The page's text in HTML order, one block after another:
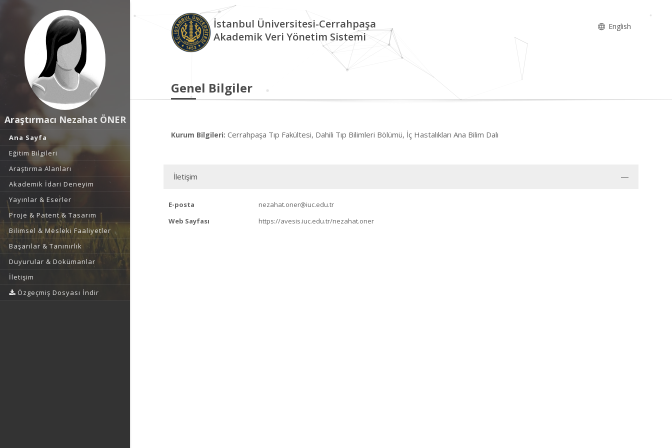
Araştırmacı Nezahat ÖNER
Ana Sayfa
Eğitim Bilgileri
Araştırma Alanları
Akademik İdari Deneyim
Yayınlar & Eserler
Proje & Patent & Tasarım
Bilimsel & Mesleki Faaliyetler
Başarılar & Tanınırlık
Duyurular & Dokümanlar
İletişim
Özgeçmiş Dosyası İndir
İstanbul Üniversitesi-Cerrahpaşa
Akademik Veri Yönetim Sistemi
English
Genel Bilgiler
Kurum Bilgileri: Cerrahpaşa Tıp Fakültesi, Dahili Tıp Bilimleri Bölümü, İç Hastalıkları Ana Bilim Dalı
İletişim
E-posta
nezahat.oner@iuc.edu.tr
Web Sayfası
https://avesis.iuc.edu.tr/nezahat.oner